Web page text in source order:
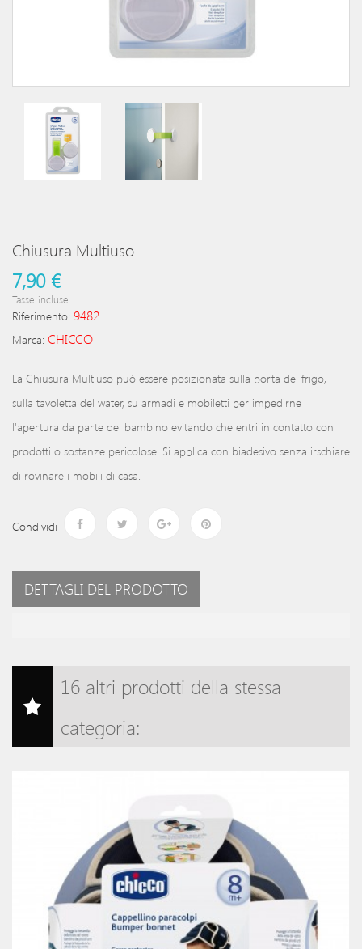
Chiusura Multiuso
7,90 €
Tasse incluse
Riferimento: 9482
Marca: CHICCO
La Chiusura Multiuso può essere posizionata sulla porta del frigo,
sulla tavoletta del water, su armadi e mobiletti per impedirne
l'apertura da parte del bambino evitando che entri in contatto con
prodotti o sostanze pericolose. Si applica con biadesivo senza irschiare
di rovinare i mobili di casa.
Condividi
DETTAGLI DEL PRODOTTO
16 altri prodotti della stessa
categoria: